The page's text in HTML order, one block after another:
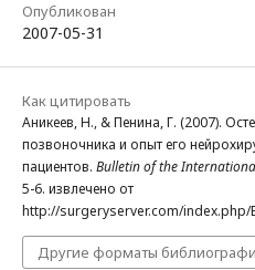
Опубликован
2007-05-31
Как цитировать
Аникеев, Н., & Пенина, Г. (2007).
позвоночника и опыт его
пациентов. Bulletin of the
5-6. извлечено от
http://surgeryserver.com/index.php/
Другие форматы